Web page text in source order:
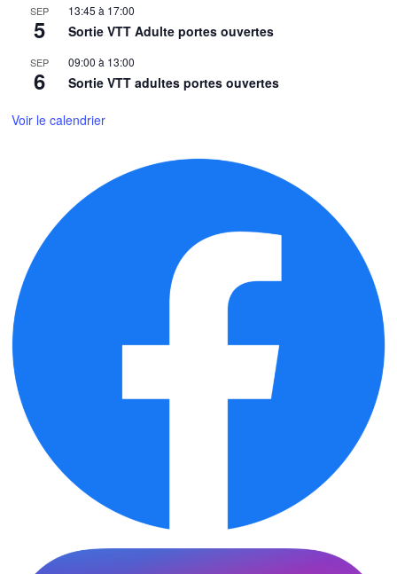
SEP
5
13:45 à 17:00
Sortie VTT Adulte portes ouvertes
SEP
6
09:00 à 13:00
Sortie VTT adultes portes ouvertes
Voir le calendrier